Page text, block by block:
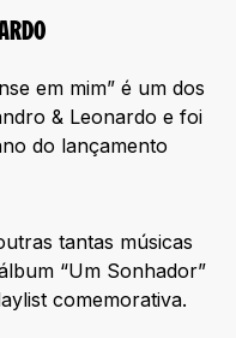
em mim” é um dos
& Leonardo e foi
do lançamento
tantas músicas
“Um Sonhador”
comemorativa.